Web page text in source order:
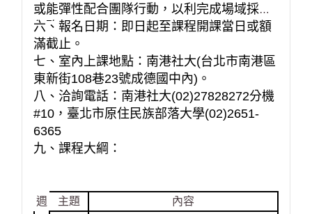
或能彈性配合團隊行動，以利完成場域採集
任務。
六、報名日期：即日起至課程開課當日或額
滿截止。
七、室內上課地點：南港社大(台北市南港區
東新街108巷23號成德國中內)。
八、洽詢電話：南港社大(02)27828272分機
#10，臺北市原住民族部落大學(02)2651-
6365
九、課程大綱：
週 主題 內容